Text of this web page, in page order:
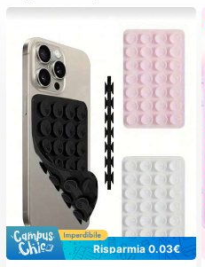
Risparmia 0.03€